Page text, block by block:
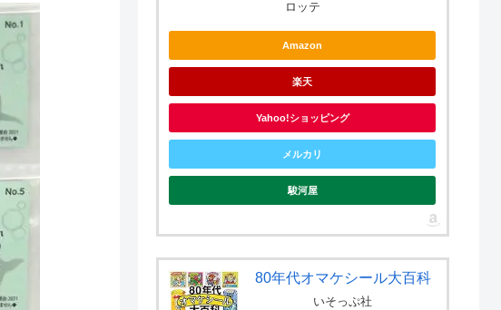
ロッテ
Amazon
楽天
Yahoo!ショッピング
メルカリ
駿河屋
80年代オマケシール大百科
いそっぷ社